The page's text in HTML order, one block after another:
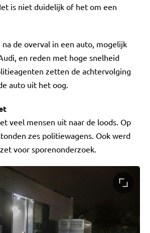
is niet duidelijk of het om een
na de overval in een auto, mogelijk
en reden met hoge snelheid
zetten de achtervolging
auto uit het oog.
veel mensen uit naar de loods. Op
zes politiewagens. Ook werd
voor sporenonderzoek.